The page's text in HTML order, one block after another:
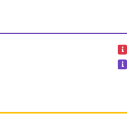
1/3, Perugia